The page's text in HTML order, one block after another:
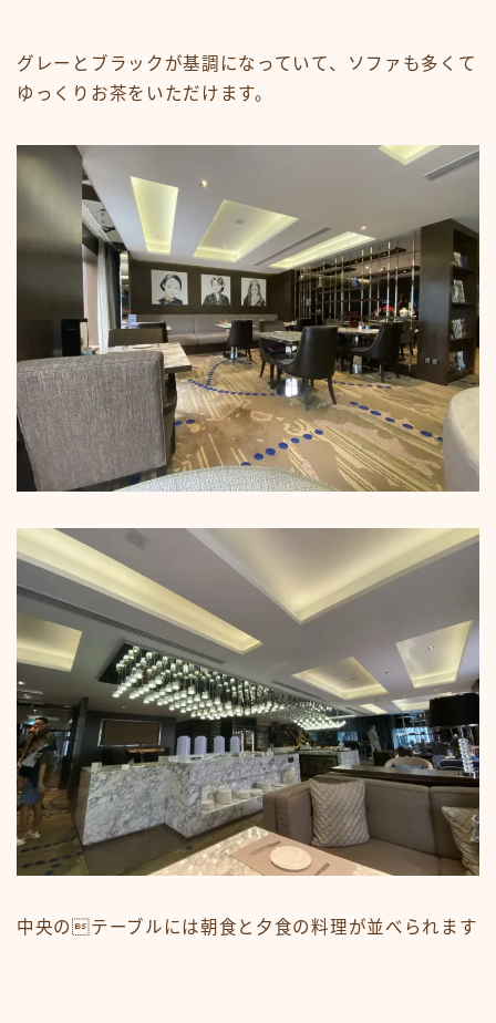
グレーとブラックが基調になっていて、ソファも多くて
ゆっくりお茶をいただけます。
中央のテーブルには朝食と夕食の料理が並べられます